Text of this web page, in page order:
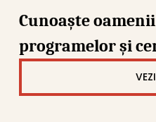
Cunoaște
programelor și